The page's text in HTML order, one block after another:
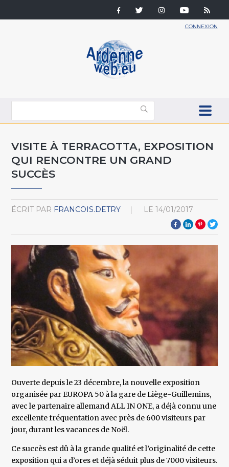
CONNEXION
VISITE À TERRACOTTA, EXPOSITION
QUI RENCONTRE UN GRAND
SUCCÈS
ÉCRIT PAR FRANCOIS.DETRY LE 14/01/2017
Ouverte depuis le 23 décembre, la nouvelle exposition
organisée par EUROPA 50 à la gare de Liège-Guillemins,
avec le partenaire allemand ALL IN ONE, a déjà connu une
excellente fréquentation avec près de 600 visiteurs par
jour, durant les vacances de Noël.
Ce succès est dû à la grande qualité et l’originalité de cette
exposition qui a d’ores et déjà séduit plus de 7000 visiteurs.